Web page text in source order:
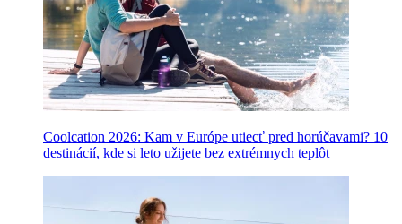
Coolcation 2026: Kam v Európe utiecť pred horúčavami? 10
destinácií, kde si leto užijete bez extrémnych teplôt